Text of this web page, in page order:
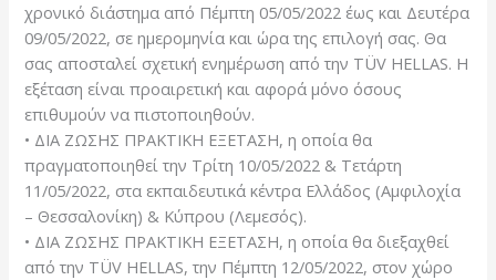
χρονικό διάστημα από Πέμπτη 05/05/2022 έως και Δευτέρα
09/05/2022, σε ημερομηνία και ώρα της επιλογή σας. Θα
σας αποσταλεί σχετική ενημέρωση από την TÜV HELLAS. Η
εξέταση είναι προαιρετική και αφορά μόνο όσους
επιθυμούν να πιστοποιηθούν.
• ΔΙΑ ΖΩΣΗΣ ΠΡΑΚΤΙΚΗ ΕΞΕΤΑΣΗ, η οποία θα
πραγματοποιηθεί την Τρίτη 10/05/2022 & Τετάρτη
11/05/2022, στα εκπαιδευτικά κέντρα Ελλάδος (Αμφιλοχία
– Θεσσαλονίκη) & Κύπρου (Λεμεσός).
• ΔΙΑ ΖΩΣΗΣ ΠΡΑΚΤΙΚΗ ΕΞΕΤΑΣΗ, η οποία θα διεξαχθεί
από την TÜV HELLAS, την Πέμπτη 12/05/2022, στον χώρο